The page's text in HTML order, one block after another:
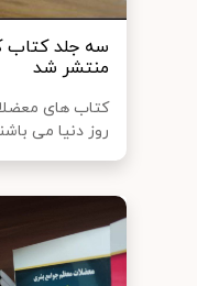
سه جلد کتاب
منتشر شد
کتاب های
روز دنیا می